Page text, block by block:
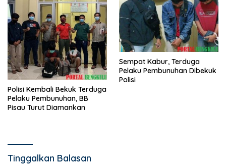
Polisi Kembali Bekuk Terduga
Pelaku Pembunuhan, BB
Pisau Turut Diamankan
Sempat Kabur, Terduga
Pelaku Pembunuhan Dibekuk
Polisi
Tinggalkan Balasan